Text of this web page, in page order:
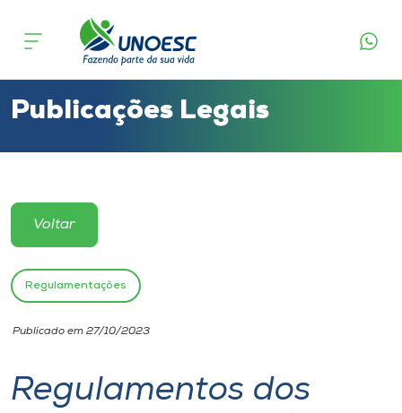
Cursos
Atendimento ao Estudante
Portal de Ensino
Unoesc
Internacionalização
Publicações Legais
Voltar
Regulamentações
Publicado em 27/10/2023
Regulamentos dos